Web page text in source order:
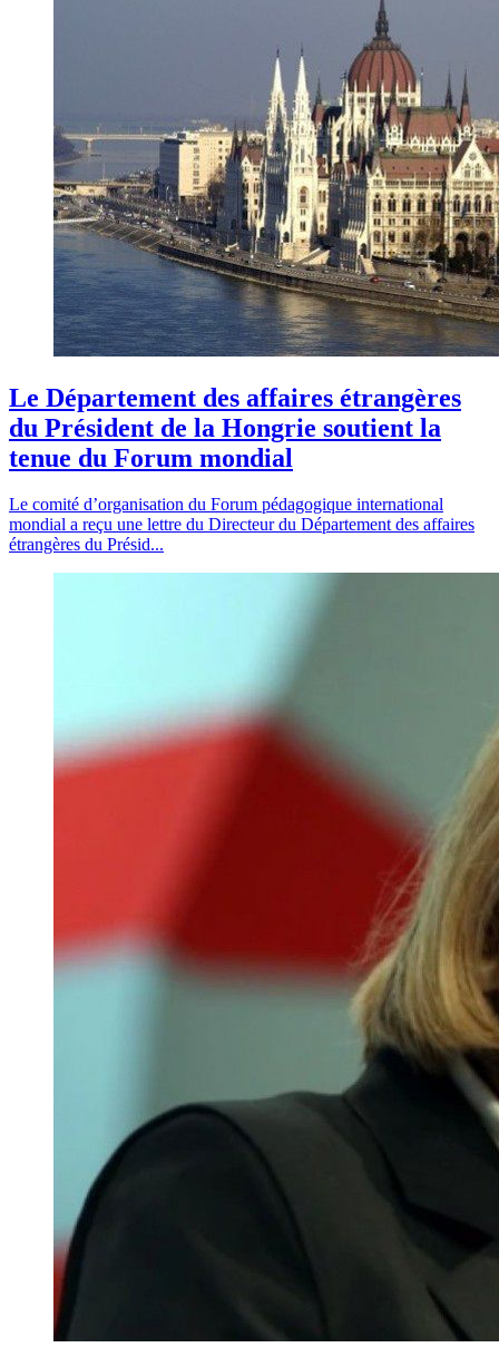
Le Département des affaires étrangères
du Président de la Hongrie soutient la
tenue du Forum mondial
Le comité d’organisation du Forum pédagogique international
mondial a reçu une lettre du Directeur du Département des affaires
étrangères du Présid...